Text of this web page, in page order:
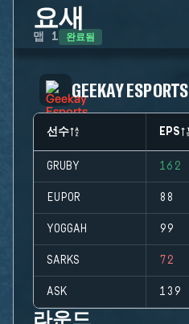
요새
맵 1 완료됨
GEEKAY ESPORTS
선수 EPS
GRUBY 162
EUPOR 88
YOGGAH 99
SARKS 72
ASK 139
라운드